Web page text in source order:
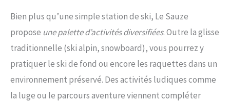
Bien plus qu’une simple station de ski, Le Sauze
propose une palette d’activités diversifiées. Outre la glisse
traditionnelle (ski alpin, snowboard), vous pourrez y
pratiquer le ski de fond ou encore les raquettes dans un
environnement préservé. Des activités ludiques comme
la luge ou le parcours aventure viennent compléter